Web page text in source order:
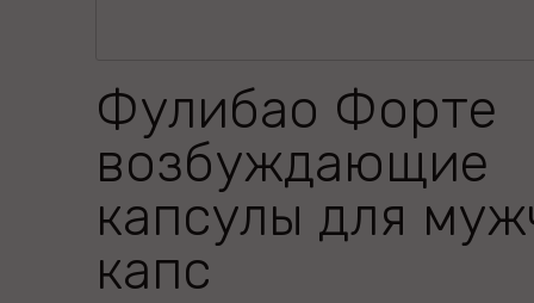
Фулибао Форте
возбуждающие
капсулы для
капс